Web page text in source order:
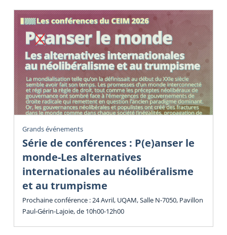
Grands événements
Série de conférences : P(e)anser le
monde-Les alternatives
internationales au néolibéralisme
et au trumpisme
Prochaine conférence : 24 Avril, UQAM, Salle N-7050, Pavillon
Paul-Gérin-Lajoie, de 10h00-12h00